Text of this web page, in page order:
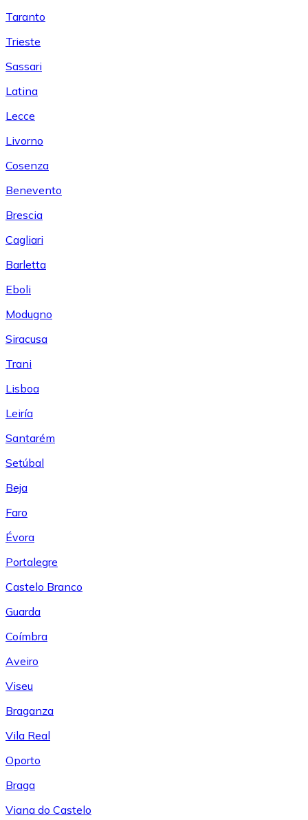
Taranto
Trieste
Sassari
Latina
Lecce
Livorno
Cosenza
Benevento
Brescia
Cagliari
Barletta
Eboli
Modugno
Siracusa
Trani
Lisboa
Leiría
Santarém
Setúbal
Beja
Faro
Évora
Portalegre
Castelo Branco
Guarda
Coímbra
Aveiro
Viseu
Braganza
Vila Real
Oporto
Braga
Viana do Castelo